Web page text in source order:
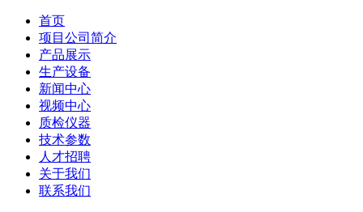
首页
项目公司简介
产品展示
生产设备
新闻中心
视频中心
质检仪器
技术参数
人才招聘
关于我们
联系我们